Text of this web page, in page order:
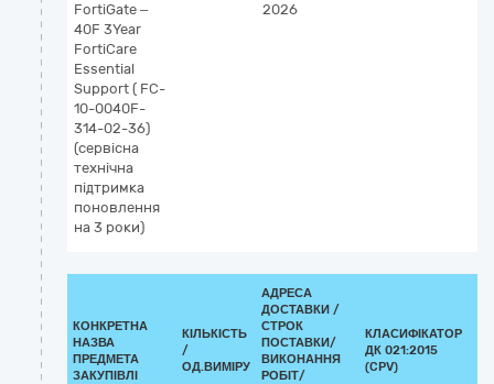
FortiGate –
40F 3Year
FortiCare
Essential
Support ( FC-
10-0040F-
314-02-36)
(сервісна
технічна
підтримка
поновлення
на 3 роки)
2026
КОНКРЕТНА
НАЗВА
ПРЕДМЕТА
ЗАКУПІВЛІ
КІЛЬКІСТЬ
/
ОД.ВИМІРУ
АДРЕСА
ДОСТАВКИ /
СТРОК
ПОСТАВКИ/
ВИКОНАННЯ
РОБІТ/
КЛАСИФІКАТОР
ДК 021:2015
(CPV)